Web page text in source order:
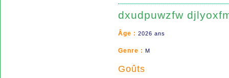
dxudpuwzfw
Âge : 2026 ans
Genre : M
Goûts